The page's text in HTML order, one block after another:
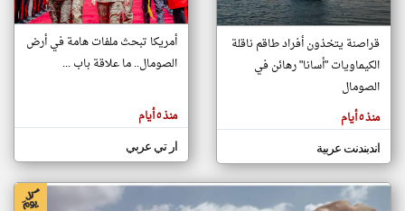
تغيير الدولة
اخبار الصومال على مدار الساعة
أهم اخبار الصومال العاجلة والمباشرة
المقالات
هنا عن
وجهة
كاتبيها.
قراصنة يتخذون أفراد طاقم ناقلة
الكيماويات "أسانا" رهائن في
الصومال
منذ ٥ أيام
اندبندنت عربية
أمريكا تبحث ملفات هامة في أرض
الصومال.. ما علاقة باب ...
منذ ٥ أيام
ار تي عربي
klyoum.com